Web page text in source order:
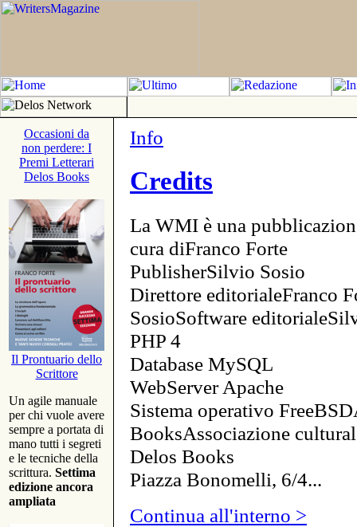
Occasioni da
non perdere: I
Premi Letterari
Delos Books
Il Prontuario dello
Scrittore
Un agile manuale
per chi vuole avere
sempre a portata di
mano tutti i segreti
e le tecniche della
scrittura. Settima
edizione ancora
ampliata
Info
Credits
La WMI è una
cura diFranco Forte
PublisherSilvio Sosio
Direttore editorialeFranco
SosioSoftware
PHP 4
Database MySQL
WebServer Apache
Sistema operativo
BooksAssociazione
Delos Books
Piazza Bonomelli, 6/4...
Continua all'interno >